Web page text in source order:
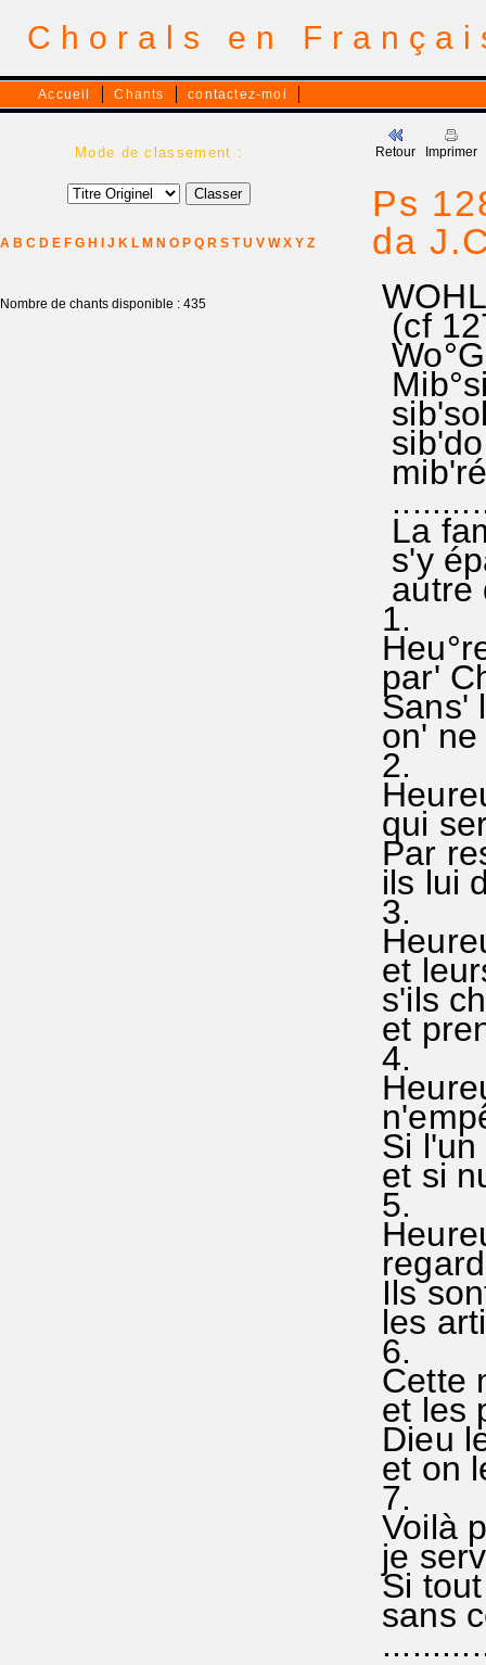
Chorals en
Accueil Chants contactez-moi
Mode de classement :
A B C D E F G H J K L M N O P Q R S T U V W X Y Z
Nombre de chants disponible : 435
Retour Imprimer
Ps
da
(cf
La
s'y
1.
par'
Sans'
on'
2.
qui
Par
ils lui
3.
et
s'ils
et
4.
Si
et si
5.
Ils
les
6.
Cette
et les
Dieu
et on
7.
Voilà
je
Si
sans